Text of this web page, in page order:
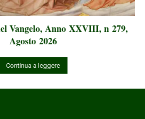
Vangelo, Anno XXVIII, n 279,
Agosto 2026
Continua a leggere